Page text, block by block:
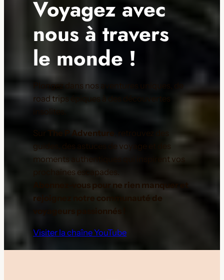
Voyagez avec
nous à travers
le monde !
Plongez dans nos aventures uniques, de
road trips épiques à des découvertes
insolites.
Sur The P Adventure
, retrouvez des
guides, des astuces de voyage et des
moments authentiques qui inspirent vos
prochaines escapades.
Abonnez-vous pour ne rien manquer et
rejoignez notre communauté de
voyageurs passionnés !
Visiter la chaîne YouTube